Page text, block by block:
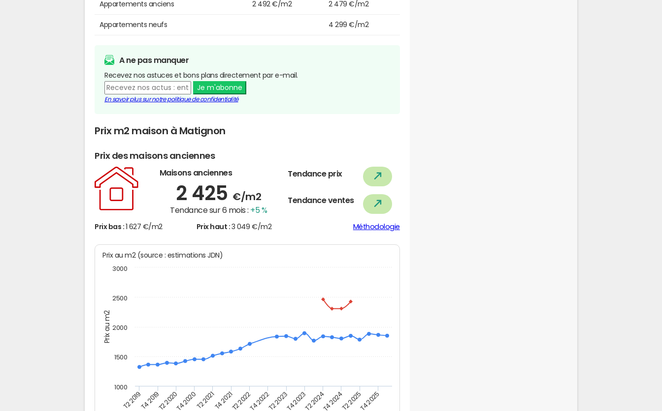
Appartements anciens 2 492 €/m2 2 479 €/m2
Appartements neufs 4 299 €/m2
A ne pas manquer
Recevez nos astuces et bons plans directement par e-mail.
Je m'abonne
En savoir plus sur notre politique de confidentialité
Prix m2 maison à Matignon
Prix des maisons anciennes
Maisons anciennes
2 425 €/m2
Tendance sur 6 mois : +5 %
Tendance prix
Tendance ventes
Prix bas : 1 627 €/m2 Prix haut : 3 049 €/m2 Méthodologie
Prix au m2
Prix au m2 (source : estimations JDN)
T2 2019T4 2019T2 2020T4 2020T2 2021T4 2021T2 2022T4 2022T2 2023T4 2023T2 2024T4 2024T2 2025T4 2025
1500
2000
2500
1000
3000